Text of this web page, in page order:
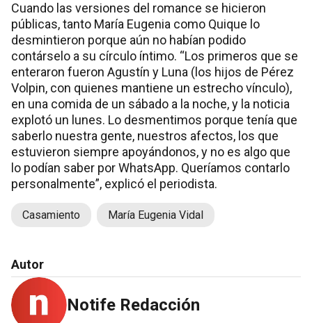
Cuando las versiones del romance se hicieron
públicas, tanto María Eugenia como Quique lo
desmintieron porque aún no habían podido
contárselo a su círculo íntimo. “Los primeros que se
enteraron fueron Agustín y Luna (los hijos de Pérez
Volpin, con quienes mantiene un estrecho vínculo),
en una comida de un sábado a la noche, y la noticia
explotó un lunes. Lo desmentimos porque tenía que
saberlo nuestra gente, nuestros afectos, los que
estuvieron siempre apoyándonos, y no es algo que
lo podían saber por WhatsApp. Queríamos contarlo
personalmente”, explicó el periodista.
Casamiento María Eugenia Vidal
Autor
Notife Redacción